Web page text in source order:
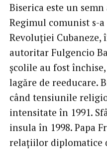
Biserica este un
Regimul comunist s-
Revoluției
autoritar Fulgencio
școlile au fost
lagăre de reeducare.
când tensiunile
intensitate în 1991.
insula în 1998. Papa
relațiilor diplomatice